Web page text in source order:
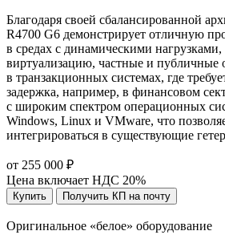
Благодаря своей сбалансированной
R4700 G6 демонстрирует отличную
в средах с динамическими
виртуализацию, частные и публичные
в транзакционных системах, где
задержка, например, в финансовом
с широким спектром операционных
Windows, Linux и VMware, что
интегрироваться в существующие
от 255 000 ₽
Цена включает НДС 20%
Купить Получить КП на почту
Оригинальное «белое» оборудование